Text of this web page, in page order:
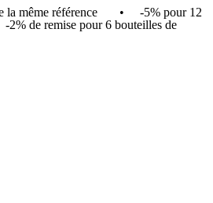
la même référence • -5% pour 12
de remise pour 6 bouteilles de